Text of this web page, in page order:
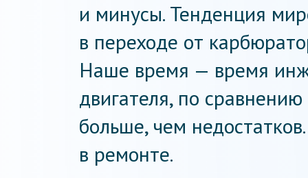
и минусы. Тенденция
в переходе от
Наше время — время
двигателя, по
больше, чем
в ремонте.